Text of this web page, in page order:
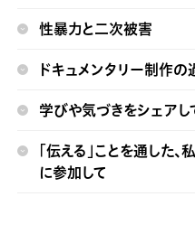
性暴力と二次被害
ドキュメンタリー制作
学びや気づきをシェアし
「伝える」ことを通した
に参加して